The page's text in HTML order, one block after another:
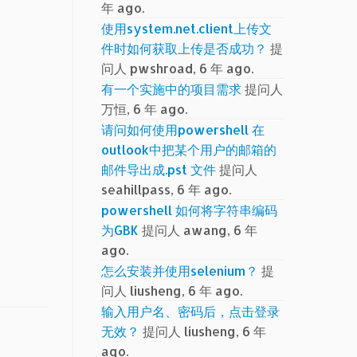
年 ago.
使用system.net.client上传文
件时如何获取上传是否成功？ 提
问人 pwshroad, 6 年 ago.
有一个实施中的项目需求提问人
万恒, 6 年 ago.
请问如何使用powershell 在
outlook中把某个用户的邮箱的
邮件导出成.pst 文件提问人
seahillpass, 6 年 ago.
powershell 如何将字符串编码
为GBK 提问人 awang, 6 年
ago.
怎么安装并使用selenium？ 提
问人 liusheng, 6 年 ago.
输入用户名、密码后，点击登录
无效？ 提问人 liusheng, 6 年
ago.